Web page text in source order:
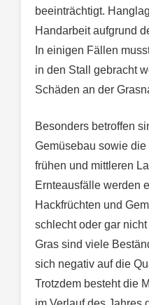
beeinträchtigt.
Handarbeit aufgrund
In einigen Fällen
in den Stall gebracht
Schäden an der
Besonders betroffen
Gemüsebau sowie
frühen und mittleren
Ernteausfälle werden
Hackfrüchten und
schlecht oder gar
Gras sind viele
sich negativ auf die
Trotzdem besteht die